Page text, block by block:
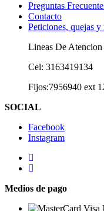
Preguntas
Contacto
Peticiones, quejas y
Lineas De
Cel: 3163419134
Fijos:7956940 ext
SOCIAL
Facebook
Instagram
Medios de pago